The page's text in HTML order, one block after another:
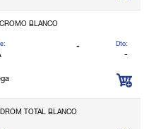
BLANCO
- Dto:
-
TOTAL BLANCO